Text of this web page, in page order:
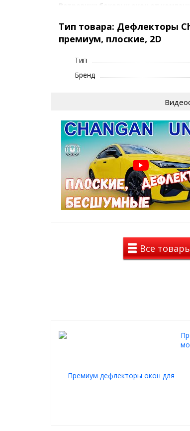
Ветровики боковых окон от
пределы авто и не мешают
дополнительных шумов, а также
целое и выглядят на автомобиле
фронтальной и тыльной стороны
выпускаются в нескольких вариантах:
-
комплекты в зависимости от
Выбирайте доступный вариант в
Дефлекторы окон на Changan UNI-V
помощью двухстороннего скотча 3M,
каждого ветровика.
Цвет дефлекторов — темно-
На авто дефлекторы смотрятся
автомобиля все отлично
Для чего нужны эти премиальные
дефлекторы окон 2Д
после мойки при приоткрытых
Тип товара: Дефлекторы
премиум, плоские, 2D
Тип
Бренд
Все